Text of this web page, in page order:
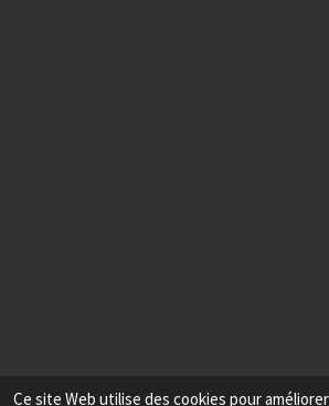
Ce site Web utilise des cookies pour